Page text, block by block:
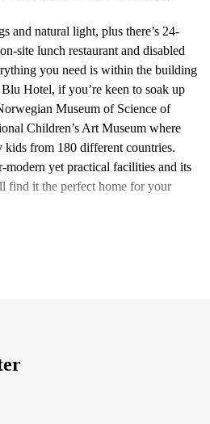
and natural light, plus there’s 24-
site lunch restaurant and disabled
you need is within the building
Hotel, if you’re keen to soak up
Museum of Science of
Children’s Art Museum where
kids from 180 different countries.
modern yet practical facilities and its
find it the perfect home for your